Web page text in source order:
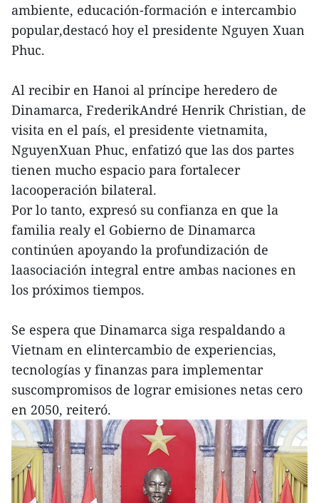
ambiente, educación-formación e intercambio
popular,destacó hoy el presidente Nguyen Xuan
Phuc.
Al recibir en Hanoi al príncipe heredero de
Dinamarca, FrederikAndré Henrik Christian, de
visita en el país, el presidente vietnamita,
NguyenXuan Phuc, enfatizó que las dos partes
tienen mucho espacio para fortalecer
lacooperación bilateral.
Por lo tanto, expresó su confianza en que la
familia realy el Gobierno de Dinamarca
continúen apoyando la profundización de
laasociación integral entre ambas naciones en
los próximos tiempos.
Se espera que Dinamarca siga respaldando a
Vietnam en elintercambio de experiencias,
tecnologías y finanzas para implementar
suscompromisos de lograr emisiones netas cero
en 2050, reiteró.